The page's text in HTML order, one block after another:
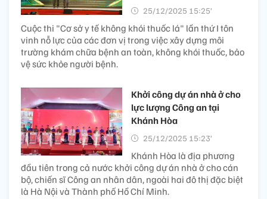
25/12/2025 15:25’
Cuộc thi "Cơ sở y tế không khói thuốc lá" lần thứ I tôn
vinh nỗ lực của các đơn vị trong việc xây dựng môi
trường khám chữa bệnh an toàn, không khói thuốc, bảo
vệ sức khỏe người bệnh.
Khởi công dự án nhà ở cho
lực lượng Công an tại
Khánh Hòa
25/12/2025 15:23’
Khánh Hòa là địa phương
đầu tiên trong cả nước khởi công dự án nhà ở cho cán
bộ, chiến sĩ Công an nhân dân, ngoài hai đô thị đặc biệt
là Hà Nội và Thành phố Hồ Chí Minh.